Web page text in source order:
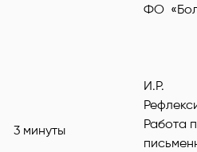
3 минуты
ФО
И.Р.
Работа